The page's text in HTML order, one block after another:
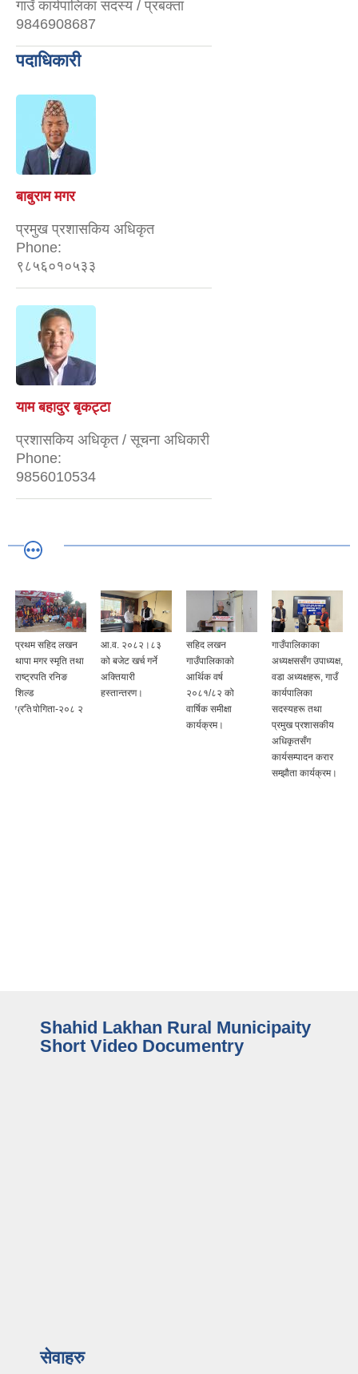
गाउँ कार्यपालिका सदस्य / प्रबक्ता
9846908687
पदाधिकारी
बाबुराम मगर
प्रमुख प्रशासकिय अधिकृत
Phone:
९८५६०१०५३३
याम बहादुर बृकट्टा
प्रशासकिय अधिकृत / सूचना अधिकारी
Phone:
9856010534
प्रथम सहिद लखन
थापा मगर स्मृति तथा
राष्ट्रपति रनिङ
शिल्ड
प्रतियोगिता-२०८ २
आ.व. २०८२।८३
को बजेट खर्च गर्ने
अक्तियारी
हस्तान्तरण।
सहिद लखन
गाउँपालिकाको
आर्थिक वर्ष
२०८१/८२ को
वार्षिक समीक्षा
कार्यक्रम।
गाउँपालिकाका
अध्यक्षससँग उपाध्यक्ष,
वडा अध्यक्षहरू, गाउँ
कार्यपालिका
सदस्यहरू तथा
प्रमुख प्रशासकीय
अधिकृतसँग
कार्यसम्पादन करार
सम्झौता कार्यक्रम।
Shahid Lakhan Rural Municipaity
Short Video Documentry
सेवाहरु